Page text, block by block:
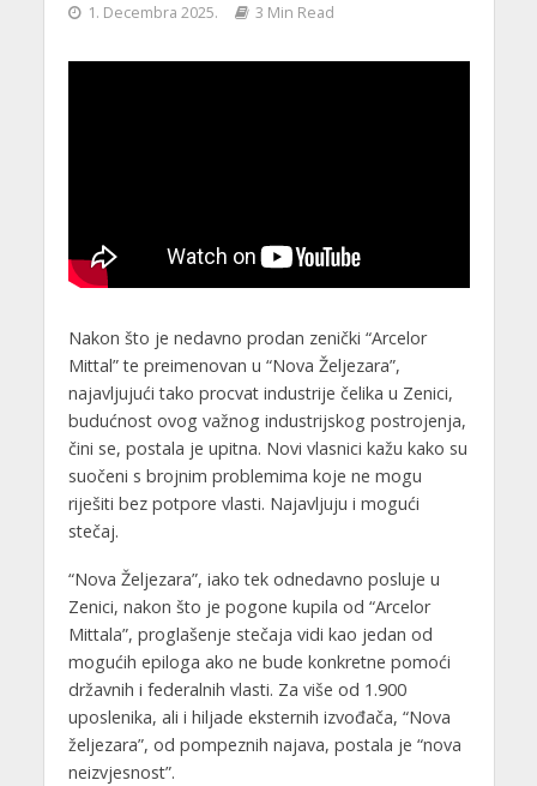
1. Decembra 2025. 3 Min Read
Nakon što je nedavno prodan zenički “Arcelor
Mittal” te preimenovan u “Nova Željezara”,
najavljujući tako procvat industrije čelika u Zenici,
budućnost ovog važnog industrijskog postrojenja,
čini se, postala je upitna. Novi vlasnici kažu kako su
suočeni s brojnim problemima koje ne mogu
riješiti bez potpore vlasti. Najavljuju i mogući
stečaj.
“Nova Željezara”, iako tek odnedavno posluje u
Zenici, nakon što je pogone kupila od “Arcelor
Mittala”, proglašenje stečaja vidi kao jedan od
mogućih epiloga ako ne bude konkretne pomoći
državnih i federalnih vlasti. Za više od 1.900
uposlenika, ali i hiljade eksternih izvođača, “Nova
željezara”, od pompeznih najava, postala je “nova
neizvjesnost”.